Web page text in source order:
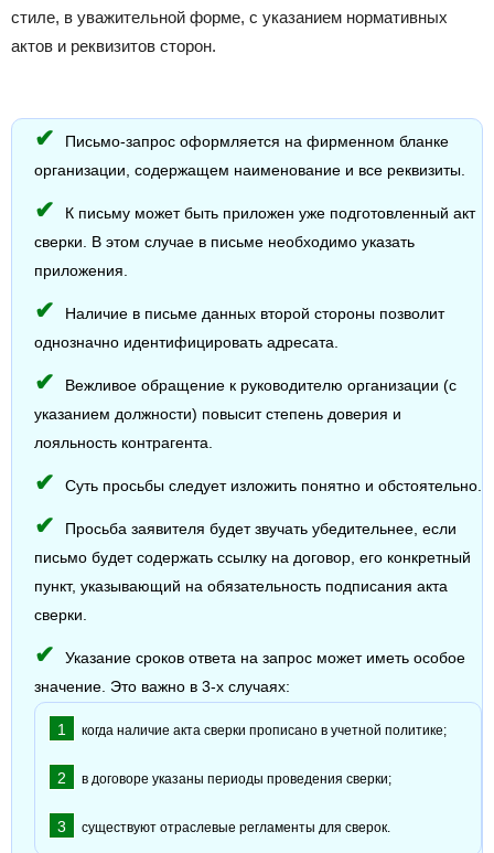
стиле, в уважительной форме, с указанием нормативных
актов и реквизитов сторон.
Письмо-запрос оформляется на фирменном бланке
организации, содержащем наименование и все реквизиты.
К письму может быть приложен уже подготовленный акт
сверки. В этом случае в письме необходимо указать
приложения.
Наличие в письме данных второй стороны позволит
однозначно идентифицировать адресата.
Вежливое обращение к руководителю организации (с
указанием должности) повысит степень доверия и
лояльность контрагента.
Суть просьбы следует изложить понятно и обстоятельно.
Просьба заявителя будет звучать убедительнее, если
письмо будет содержать ссылку на договор, его конкретный
пункт, указывающий на обязательность подписания акта
сверки.
Указание сроков ответа на запрос может иметь особое
значение. Это важно в 3-х случаях:
когда наличие акта сверки прописано в учетной политике;
в договоре указаны периоды проведения сверки;
существуют отраслевые регламенты для сверок.